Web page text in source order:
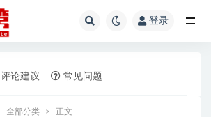
登录
评论建议 常见问题
全部分类 正文